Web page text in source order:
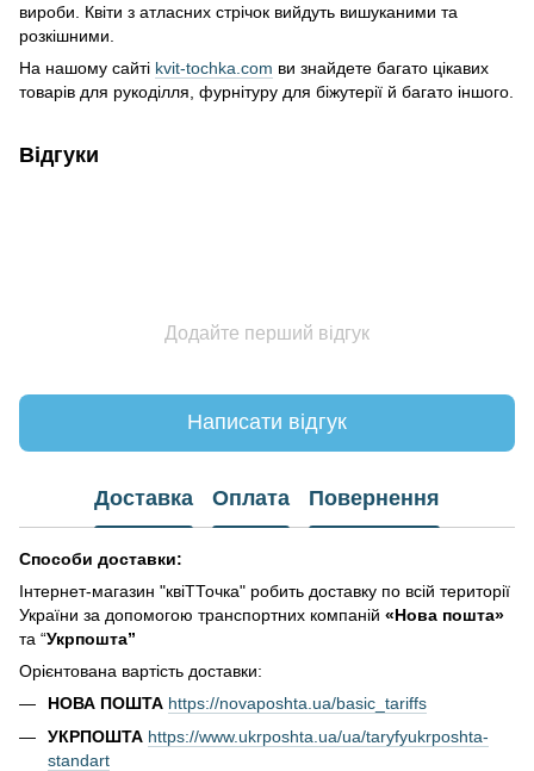
вироби. Квіти з атласних стрічок вийдуть вишуканими та
розкішними.
На нашому сайті kvit-tochka.com ви знайдете багато цікавих
товарів для рукоділля, фурнітуру для біжутерії й багато іншого.
Відгуки
Додайте перший відгук
Написати відгук
Доставка Оплата Повернення
Способи доставки:
Інтернет-магазин "квіТТочка" робить доставку по всій території
України за допомогою транспортних компаній «Нова пошта»
та “Укрпошта”
Орієнтована вартість доставки:
НОВА ПОШТА https://novaposhta.ua/basic_tariffs
УКРПОШТА https://www.ukrposhta.ua/ua/taryfyukrposhta-
standart